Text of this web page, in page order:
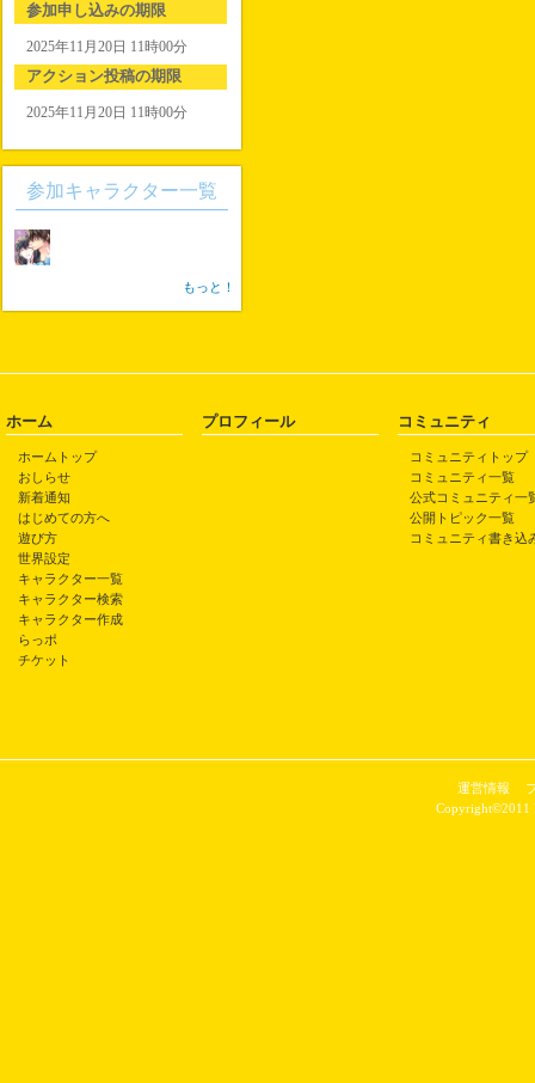
参加申し込みの期限
2025年11月20日 11時00分
アクション投稿の期限
2025年11月20日 11時00分
参加キャラクター一覧
もっと！
ホーム
ホームトップ
おしらせ
新着通知
はじめての方へ
遊び方
世界設定
キャラクター一覧
キャラクター検索
キャラクター作成
らっポ
チケット
プロフィール コミュニティ
コミュニティトップ
コミュニティ一覧
公式コミュニティ一
公開トピック一覧
コミュニティ書き込
運営情報
Copyright©2011